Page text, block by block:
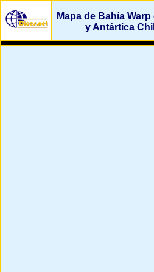
Mapa de Bahía
y Antártica